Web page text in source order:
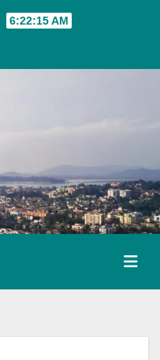
6:22:16 AM